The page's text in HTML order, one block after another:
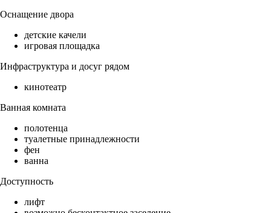
Оснащение двора
детские качели
игровая площадка
Инфраструктура и досуг рядом
кинотеатр
Ванная комната
полотенца
туалетные принадлежности
фен
ванна
Доступность
лифт